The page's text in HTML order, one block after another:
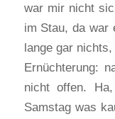
war mir nicht
im Stau, da war
lange gar
Ernüchterung:
nicht offen.
Samstag was